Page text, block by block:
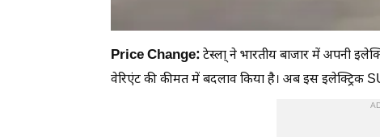
Price Change:टेस्ला् ने भारतीय बाजार में अपनी
वेरिएंट की कीमत में बदलाव किया है। अब इस